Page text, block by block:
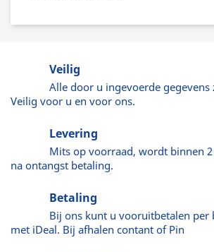
Veilig
Alle door u ingevoerde gegevens
Veilig voor u en voor ons.
Levering
Mits op voorraad, wordt binnen
na ontangst betaling.
Betaling
Bij ons kunt u vooruitbetalen per
met iDeal. Bij afhalen contant of Pin